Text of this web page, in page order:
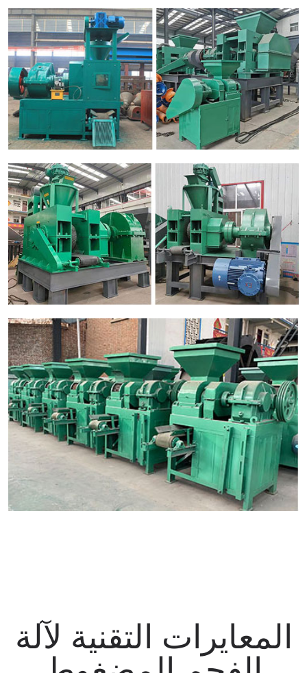
المعايرات التقنية لآلة